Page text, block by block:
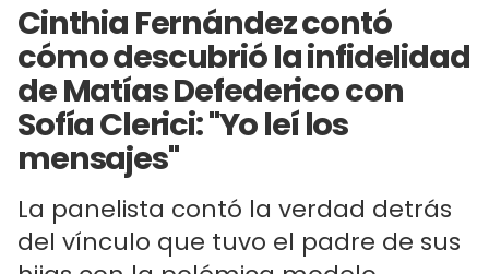
Cinthia Fernández contó
cómo descubrió la infidelidad
de Matías Defederico con
Sofía Clerici: "Yo leí los
mensajes"
La panelista contó la verdad detrás
del vínculo que tuvo el padre de sus